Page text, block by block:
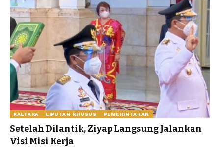
KALTARA LIPUTAN KHUSUS PEMERINTAHAN
Setelah Dilantik, Ziyap Langsung Jalankan
Visi Misi Kerja